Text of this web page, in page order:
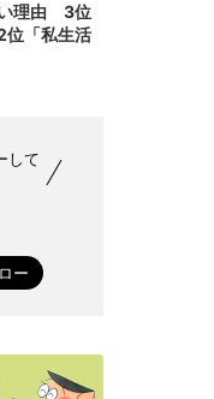
い理由 3位
位「私生活
して